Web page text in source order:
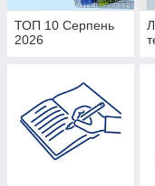
ТОП 10 Серпень
2026